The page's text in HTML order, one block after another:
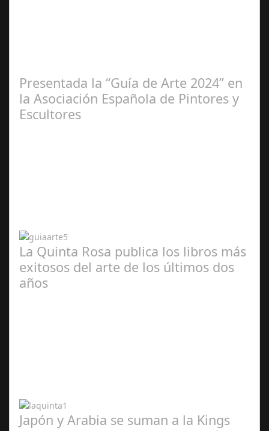
Presentada la “Guía de Arte 2024” en
la Asociación Española de Pintores y
Escultores
La Quinta Rosa publica los libros más
exitosos del arte de los últimos dos
años
Japón y Arabia se suman a la Kings